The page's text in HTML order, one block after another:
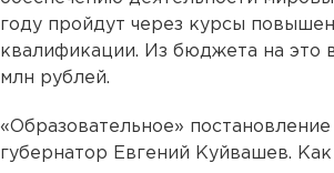
году пройдут через курсы
квалификации. Из бюджета на это
млн рублей.
«Образовательное»
губернатор Евгений Куйвашев. Как